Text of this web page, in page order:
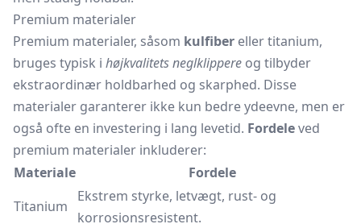
Premium materialer
Premium materialer, såsom kulfiber eller titanium,
bruges typisk i højkvalitets neglklippere og tilbyder
ekstraordinær holdbarhed og skarphed. Disse
materialer garanterer ikke kun bedre ydeevne, men er
også ofte en investering i lang levetid. Fordeleved
premium materialer inkluderer:
Materiale
Fordele
Titanium
Ekstrem styrke, letvægt, rust- og
korrosionsresistent.